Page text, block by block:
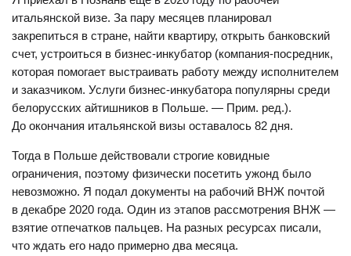
итальянской визе. За пару месяцев планировал
закрепиться в стране, найти квартиру, открыть банковский
счет, устроиться в бизнес-инкубатор (компания-посредник,
которая помогает выстраивать работу между исполнителем
и заказчиком. Услуги бизнес-инкубатора популярны среди
белорусских айтишников в Польше. — Прим. ред.).
До окончания итальянской визы оставалось 82 дня.
Тогда в Польше действовали строгие ковидные
ограничения, поэтому физически посетить ужонд было
невозможно. Я подал документы на рабочий ВНЖ почтой
в декабре 2020 года. Один из этапов рассмотрения ВНЖ —
взятие отпечатков пальцев. На разных ресурсах писали,
что ждать его надо примерно два месяца.